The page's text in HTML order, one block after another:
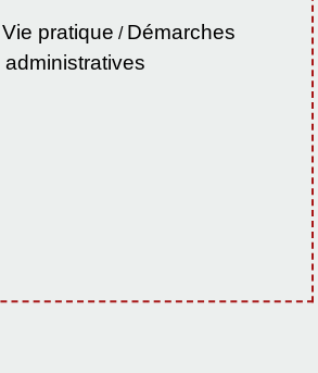
Vie pratique / Démarches
administratives